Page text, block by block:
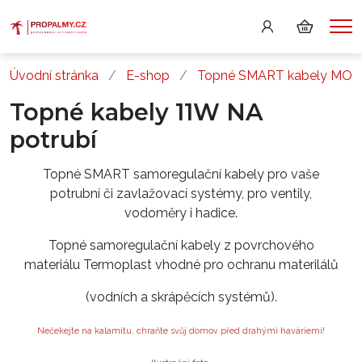
Úvodní stránka E-shop Topné SMART kabely
Topné kabely 11W NA
potrubí
Topné SMART samoregulační kabely pro vaše
potrubní či zavlažovací systémy, pro ventily,
vodoměry i hadice.
Topné samoregulační kabely z povrchového
materiálu Termoplast vhodné pro ochranu materilálů
(vodních a skrápěcích systémů).
Nečekejte na kalamitu, chraňte svůj domov před drahými haváriemi!